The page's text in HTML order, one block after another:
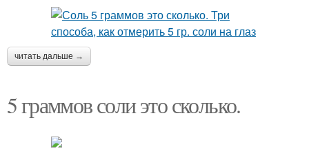
читать дальше →
5 граммов соли это сколько.